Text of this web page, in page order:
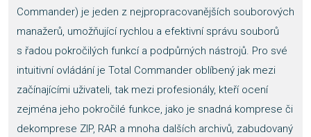
Commander) je jeden z nejpropracovanějších souborových
manažerů, umožňující rychlou a efektivní správu souborů
s řadou pokročilých funkcí a podpůrných nástrojů. Pro své
intuitivní ovládání je Total Commander oblíbený jak mezi
začínajícími uživateli, tak mezi profesionály, kteří ocení
zejména jeho pokročilé funkce, jako je snadná komprese či
dekomprese ZIP, RAR a mnoha dalších archivů, zabudovaný